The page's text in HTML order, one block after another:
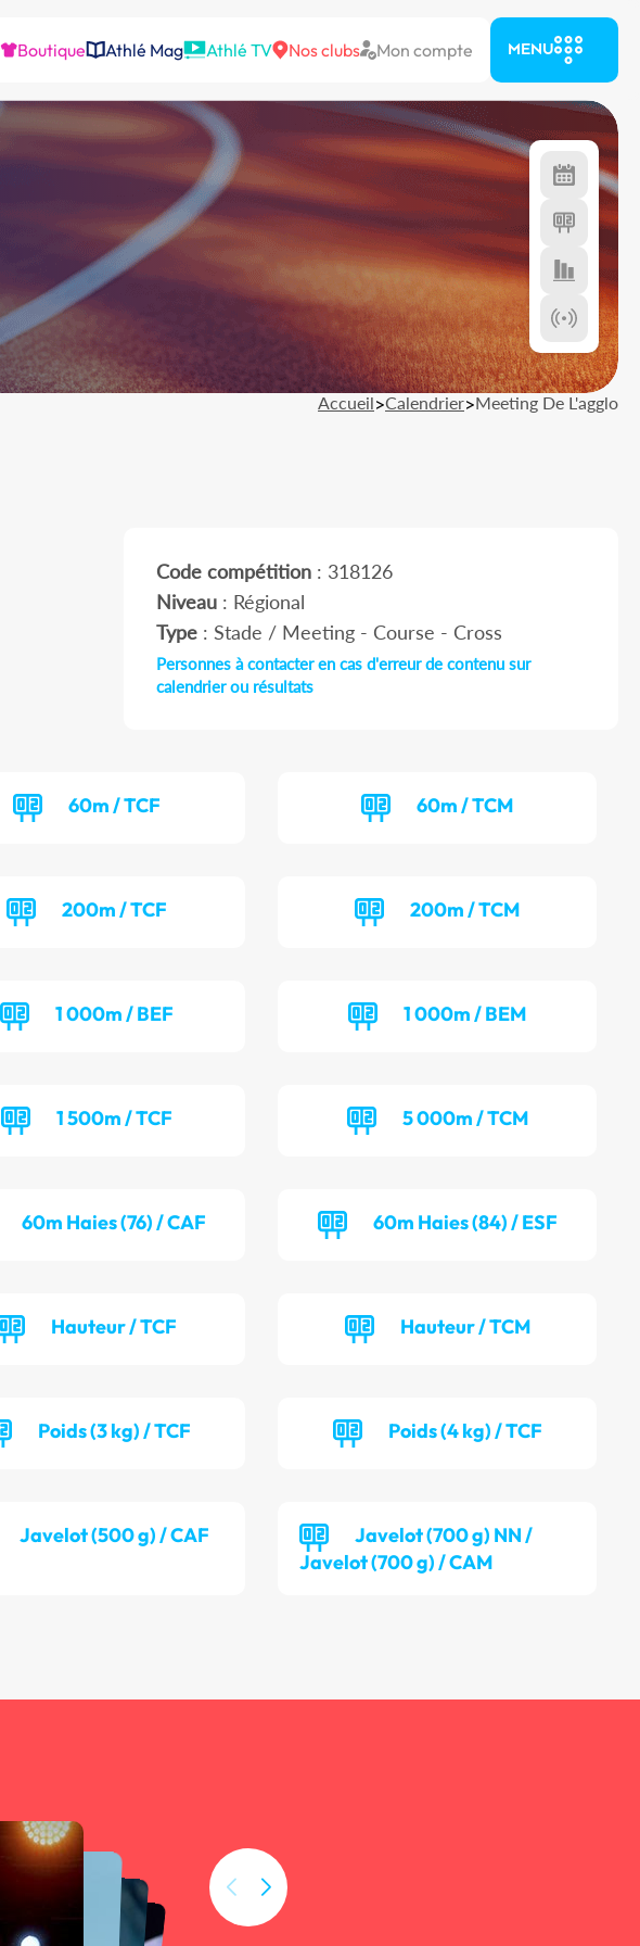
Boutique Athlé Mag Athlé TV Nos clubs Mon compte MENU
Accueil>Calendrier>Meeting De L'agglo
Code compétition: 318126
Niveau: Régional
Type: Stade / Meeting - Course - Cross
Personnes à contacter en cas d'erreur de contenu sur
calendrier ou résultats
60m / TCF 60m / TCM
200m / TCF 200m / TCM
1 000m / BEF 1 000m / BEM
1 500m / TCF 5 000m / TCM
60m Haies (76) / CAF 60m Haies (84) / ESF
Hauteur / TCF Hauteur / TCM
Poids (3 kg) / TCF Poids (4 kg) / TCF
Javelot (500 g) / CAF
Javelot (700 g) NN /
Javelot (700 g) / CAM